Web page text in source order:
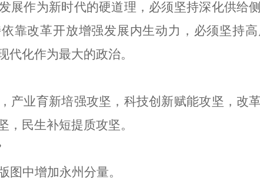
展作为新时代的硬道理，必须坚持深化供给
靠改革开放增强发展内生动力，必须坚持
代化作为最大的政治。
产业育新培强攻坚，科技创新赋能攻坚，改
，民生补短提质攻坚。
图中增加永州分量。